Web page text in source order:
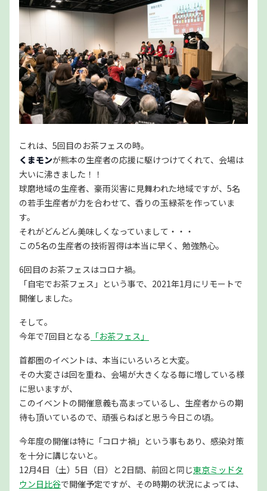
これは、5回目のお茶フェスの時。
くまモンが熊本の生産者の応援に駆けつけてくれて、会場は
大いに沸きました！！
球磨地域の生産者、豪雨災害に見舞われた地域ですが、5名
の若手生産者が力を合わせて、香りの玉緑茶を作っていま
す。
それがどんどん美味しくなっていまして・・・
この5名の生産者の技術習得は本当に早く、勉強熱心。
6回目のお茶フェスはコロナ禍。
「自宅でお茶フェス」という事で、2021年1月にリモートで
開催しました。
そして。
今年で7回目となる 「お茶フェス」
首都圏のイベントは、本当にいろいろと大変。
その大変さは回を重ね、会場が大きくなる毎に増している様
に思いますが、
このイベントの開催意義も高まっているし、生産者からの期
待も頂いているので、頑張らねばと思う今日この頃。
今年度の開催は特に「コロナ禍」という事もあり、感染対策
を十分に講じないと。
12月4日（土）5日（日）と2日間、前回と同じ東京ミッドタ
ウン日比谷で開催予定ですが、その時期の状況によっては、